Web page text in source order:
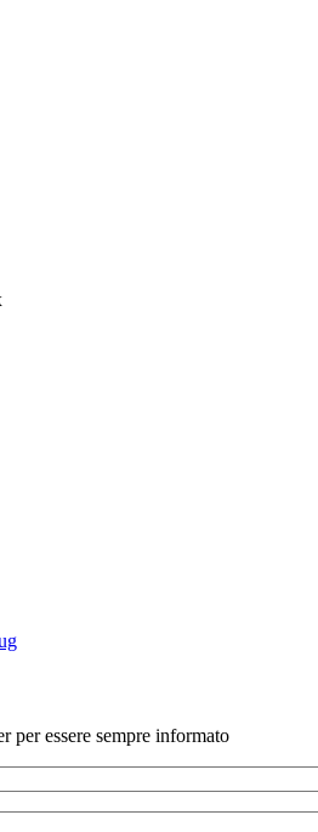
per essere sempre informato